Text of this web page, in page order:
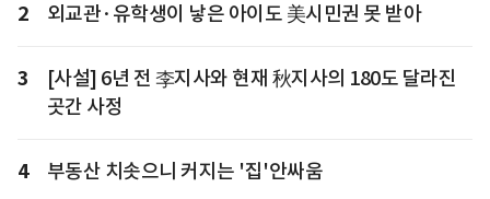
2 외교관·유학생이 낳은 아이도 美시민권 못 받아
3
[사설] 6년 전 李지사와 현재 秋지사의 180도 달라진
곳간 사정
4 부동산 치솟으니 커지는 '집'안싸움